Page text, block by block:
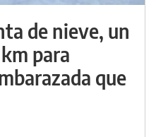
de nieve, un
para
que